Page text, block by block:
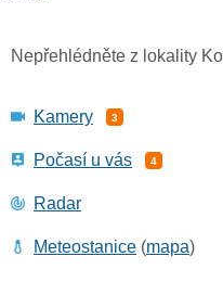
Nepřehlédněte z lokality
Kamery 3
Počasí u vás 4
Radar
Meteostanice (mapa)